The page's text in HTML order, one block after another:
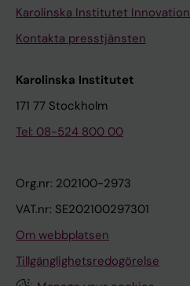
Karolinska Institutet Innovation
Kontakta presstjänsten
Karolinska Institutet
171 77 Stockholm
Tel: 08-524 800 00
Org.nr: 202100-2973
VAT.nr: SE202100297301
Om webbplatsen
Tillgänglighetsredogörelse